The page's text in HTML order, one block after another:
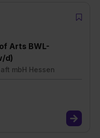
Arts BWL-
d)
mbH Hessen